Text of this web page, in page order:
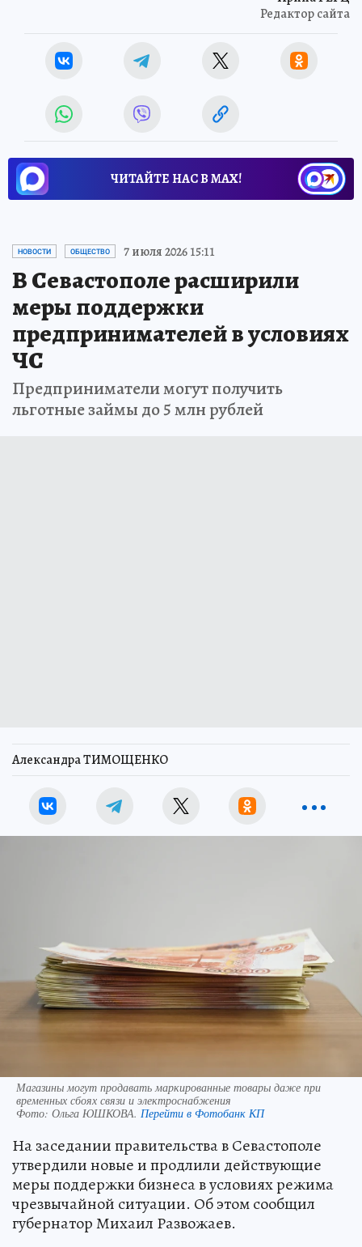
Редактор сайта
ЧИТАЙТЕ НАС В МАХ!
НОВОСТИ ОБЩЕСТВО 7 июля 2026 15:11
В Севастополе расширили
меры поддержки
предпринимателей в условиях
ЧС
Предприниматели могут получить
льготные займы до 5 млн рублей
Александра ТИМОЩЕНКО
Магазины могут продавать маркированные товары даже при
временных сбоях связи и электроснабжения
Фото: Ольга ЮШКОВА. Перейти в Фотобанк КП
На заседании правительства в Севастополе
утвердили новые и продлили действующие
меры поддержки бизнеса в условиях режима
чрезвычайной ситуации. Об этом сообщил
губернатор Михаил Развожаев.